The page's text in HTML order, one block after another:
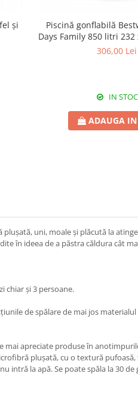
și
Piscină gonflabilă
Days Family 850 litri 232
306,00 Lei
IN STOC
ADAUGA IN
uni, moale și plăcută la
în ideea de a păstra căldura cât
chiar și 3 persoane.
de spălare de mai jos materialul
mai apreciate produse în
plușată, cu o textură
intră la apă. Se poate spăla la 30 de